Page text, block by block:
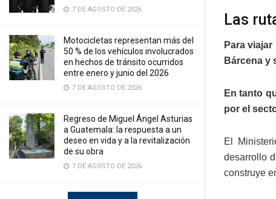
7 DE AGOSTO DE 2026
Motocicletas representan más del
50 % de los vehículos involucrados
en hechos de tránsito ocurridos
entre enero y junio del 2026
7 DE AGOSTO DE 2026
Regreso de Miguel Ángel Asturias
a Guatemala: la respuesta a un
deseo en vida y a la revitalización
de su obra
7 DE AGOSTO DE 2026
Las
Para
Bárcena y
En tanto
por el
El
desarrollo
construye